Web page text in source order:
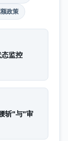
政策
监控
斩"与"审